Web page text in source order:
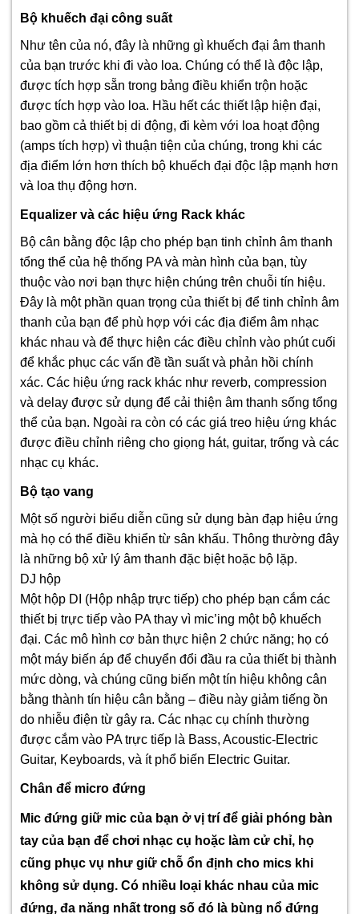
Bộ khuếch đại công suất
Như tên của nó, đây là những gì khuếch đại âm thanh
của bạn trước khi đi vào loa. Chúng có thể là độc lập,
được tích hợp sẵn trong bảng điều khiển trộn hoặc
được tích hợp vào loa. Hầu hết các thiết lập hiện đại,
bao gồm cả thiết bị di động, đi kèm với loa hoạt động
(amps tích hợp) vì thuận tiện của chúng, trong khi các
địa điểm lớn hơn thích bộ khuếch đại độc lập mạnh hơn
và loa thụ động hơn.
Equalizer và các hiệu ứng Rack khác
Bộ cân bằng độc lập cho phép bạn tinh chỉnh âm thanh
tổng thể của hệ thống PA và màn hình của bạn, tùy
thuộc vào nơi bạn thực hiện chúng trên chuỗi tín hiệu.
Đây là một phần quan trọng của thiết bị để tinh chỉnh âm
thanh của bạn để phù hợp với các địa điểm âm nhạc
khác nhau và để thực hiện các điều chỉnh vào phút cuối
để khắc phục các vấn đề tần suất và phản hồi chính
xác. Các hiệu ứng rack khác như reverb, compression
và delay được sử dụng để cải thiện âm thanh sống tổng
thể của bạn. Ngoài ra còn có các giá treo hiệu ứng khác
được điều chỉnh riêng cho giọng hát, guitar, trống và các
nhạc cụ khác.
Bộ tạo vang
Một số người biểu diễn cũng sử dụng bàn đạp hiệu ứng
mà họ có thể điều khiển từ sân khấu. Thông thường đây
là những bộ xử lý âm thanh đặc biệt hoặc bộ lặp.
DJ hộp
Một hộp DI (Hộp nhập trực tiếp) cho phép bạn cắm các
thiết bị trực tiếp vào PA thay vì mic’ing một bộ khuếch
đại. Các mô hình cơ bản thực hiện 2 chức năng; họ có
một máy biến áp để chuyển đổi đầu ra của thiết bị thành
mức dòng, và chúng cũng biến một tín hiệu không cân
bằng thành tín hiệu cân bằng – điều này giảm tiếng ồn
do nhiễu điện từ gây ra. Các nhạc cụ chính thường
được cắm vào PA trực tiếp là Bass, Acoustic-Electric
Guitar, Keyboards, và ít phổ biến Electric Guitar.
Chân để micro đứng
Mic đứng giữ mic của bạn ở vị trí để giải phóng bàn
tay của bạn để chơi nhạc cụ hoặc làm cử chỉ, họ
cũng phục vụ như giữ chỗ ổn định cho mics khi
không sử dụng. Có nhiều loại khác nhau của mic
đứng, đa năng nhất trong số đó là bùng nổ đứng